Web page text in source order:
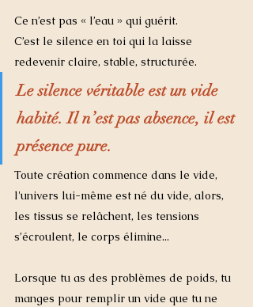
Ce n’est pas « l’eau » qui guérit.
C’est le silence en toi qui la laisse
redevenir claire, stable, structurée.
Le silence véritable est un vide
habité. Il n’est pas absence, il est
présence pure.
Toute création commence dans le vide,
l'univers lui-même est né du vide, alors,
les tissus se relâchent, les tensions
s’écroulent, le corps élimine...
Lorsque tu as des problèmes de poids, tu
manges pour remplir un vide que tu ne